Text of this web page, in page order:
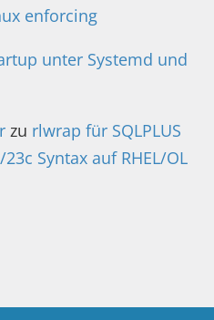
enforcing
unter Systemd und
zu rlwrap für SQLPLUS
Syntax auf RHEL/OL